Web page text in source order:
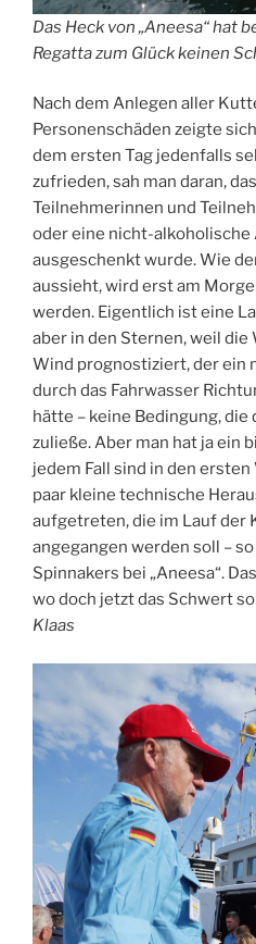
Das Heck von „Aneesa“ hat
Regatta zum Glück keinen
Nach dem Anlegen aller
Personenschäden zeigte
dem ersten Tag jedenfalls
zufrieden, sah man daran,
Teilnehmerinnen und
oder eine nicht-alkoholische
ausgeschenkt wurde. Wie
aussieht, wird erst am
werden. Eigentlich ist eine
aber in den Sternen, weil
Wind prognostiziert, der ein
durch das Fahrwasser
hätte – keine Bedingung,
zuließe. Aber man hat ja ein
jedem Fall sind in den
paar kleine technische
aufgetreten, die im Lauf der
angegangen werden soll –
Spinnakers bei „Aneesa“.
wo doch jetzt das Schwert
Klaas